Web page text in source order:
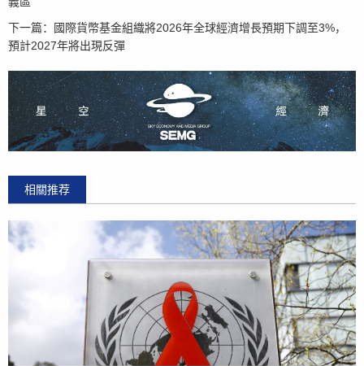
下一篇：
國際貨幣基金組織將2026年全球經濟增長預期下調至3%，
預計2027年將出現反彈
相關推荐